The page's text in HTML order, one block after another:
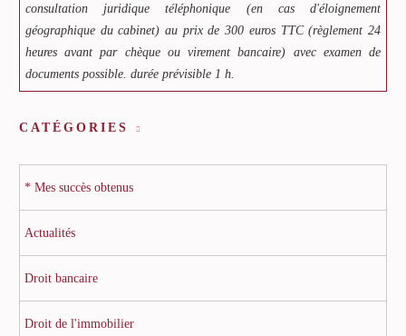
consultation juridique téléphonique (en cas d'éloignement
géographique du cabinet) au prix de 300 euros TTC (règlement 24
heures avant par chèque ou virement bancaire) avec examen de
documents possible. durée prévisible 1 h.
CATÉGORIES
* Mes succès obtenus
Actualités
Droit bancaire
Droit de l'immobilier